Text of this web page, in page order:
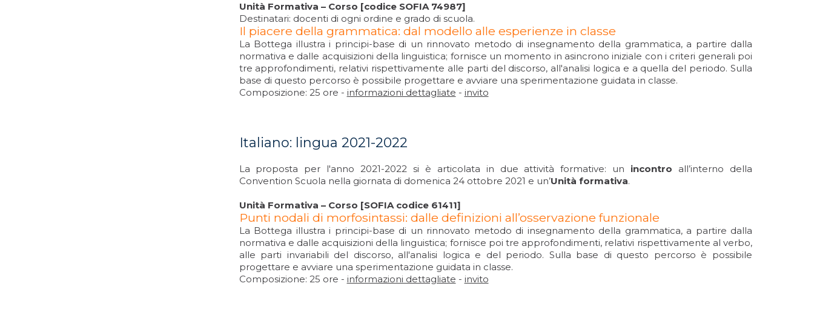
Unità Formativa – Corso [codice SOFIA 74987]
Destinatari: docenti di ogni ordine e grado di scuola.
Il piacere della grammatica: dal modello alle esperienze in classe
La Bottega illustra i principi-base di un rinnovato metodo di insegnamento della grammatica, a partire dalla
normativa e dalle acquisizioni della linguistica; fornisce un momento in asincrono iniziale con i criteri generali poi
tre approfondimenti, relativi rispettivamente alle parti del discorso, all'analisi logica e a quella del periodo. Sulla
base di questo percorso è possibile progettare e avviare una sperimentazione guidata in classe.
Composizione: 25 ore - informazioni dettagliate - invito
Italiano: lingua 2021-2022
La proposta per l'anno 2021-2022 si è articolata in due attività formative: un incontro all’interno della
Convention Scuola nella giornata di domenica 24 ottobre 2021 e un’Unità formativa.
Unità Formativa – Corso [SOFIA codice 61411]
Punti nodali di morfosintassi: dalle definizioni all’osservazione funzionale
La Bottega illustra i principi-base di un rinnovato metodo di insegnamento della grammatica, a partire dalla
normativa e dalle acquisizioni della linguistica; fornisce poi tre approfondimenti, relativi rispettivamente al verbo,
alle parti invariabili del discorso, all'analisi logica e del periodo. Sulla base di questo percorso è possibile
progettare e avviare una sperimentazione guidata in classe.
Composizione: 25 ore - informazioni dettagliate - invito